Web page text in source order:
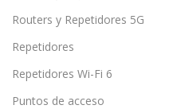
Routers y Repetidores 5G
Repetidores
Repetidores Wi-Fi 6
Puntos de acceso